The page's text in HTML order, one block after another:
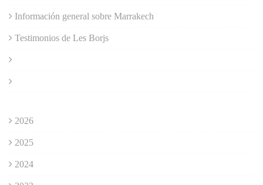
Información general sobre Marrakech
Testimonios de Les Borjs
2026
2025
2024